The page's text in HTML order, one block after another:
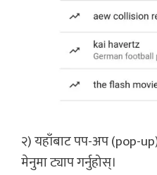
२) यहाँबाट पप-अप (pop-
मेनुमा ट्याप गर्नुहोस्।